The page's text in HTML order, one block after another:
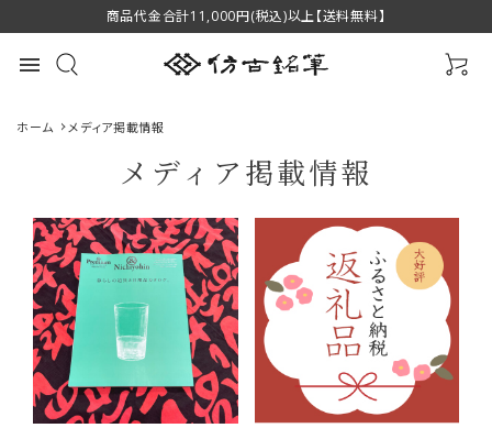
商品代金合計11,000円(税込)以上【送料無料】
menu
最近チェックした商品
萌 スクリューブラ
シ P-B4 萌シリー
ズ 熊野筆 化粧筆
1,650円(税込)
緑風 中 伝統工芸
士香川翠皐作 高
級書筆 羊毛 筆匠
16,500円(税込)
萌 眉ブラシ＆コ
ーム P-B2 萌シリ
ーズ 熊野筆 化粧
1,760円(税込)
ホーム メディア掲載情報
メディア掲載情報